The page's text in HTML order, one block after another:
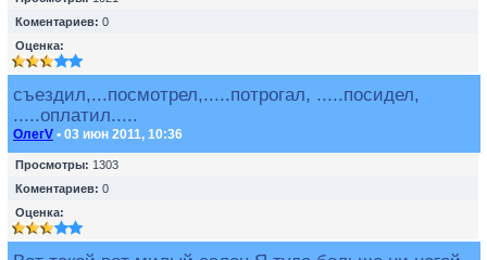
Коментариев: 0
Оценка:
съездил,...посмотрел,.....потрогал, .....посидел,
.....оплатил.....
ОлегV • 03 июн 2011, 10:36
Просмотры: 1303
Коментариев: 0
Оценка: